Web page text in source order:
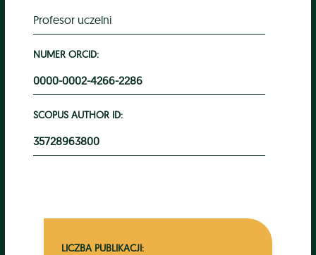
Profesor uczelni
NUMER ORCID:
0000-0002-4266-2286
SCOPUS AUTHOR ID:
35728963800
LICZBA PUBLIKACJI: